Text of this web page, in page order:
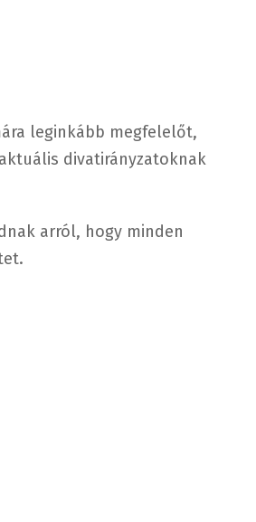
leginkább megfelelőt,
divatirányzatoknak
arról, hogy minden